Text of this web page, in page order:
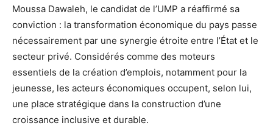
Moussa Dawaleh, le candidat de l’UMP a réaffirmé sa
conviction : la transformation économique du pays passe
nécessairement par une synergie étroite entre l’État et le
secteur privé. Considérés comme des moteurs
essentiels de la création d’emplois, notamment pour la
jeunesse, les acteurs économiques occupent, selon lui,
une place stratégique dans la construction d’une
croissance inclusive et durable.